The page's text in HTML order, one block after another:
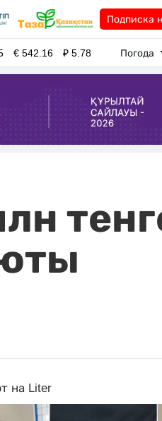
Подписка
€542.16 ₽5.78 Погода
на Liter